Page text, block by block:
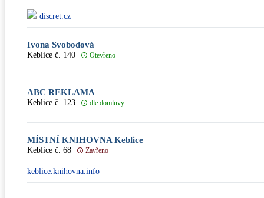
discret.cz
Ivona Svobodová
Keblice č. 140 Otevřeno
ABC REKLAMA
Keblice č. 123 dle domluvy
MÍSTNÍ KNIHOVNA Keblice
Keblice č. 68 Zavřeno
keblice.knihovna.info